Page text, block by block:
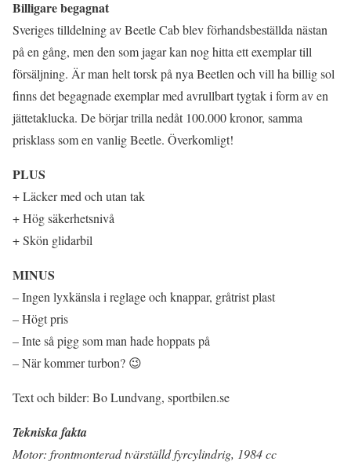
Billigare begagnat
Sveriges tilldelning av Beetle Cab blev förhandsbeställda nästan
på en gång, men den som jagar kan nog hitta ett exemplar till
försäljning. Är man helt torsk på nya Beetlen och vill ha billig sol
finns det begagnade exemplar med avrullbart tygtak i form av en
jättetaklucka. De börjar trilla nedåt 100.000 kronor, samma
prisklass som en vanlig Beetle. Överkomligt!
PLUS
+ Läcker med och utan tak
+ Hög säkerhetsnivå
+ Skön glidarbil
MINUS
– Ingen lyxkänsla i reglage och knappar, gråtrist plast
– Högt pris
– Inte så pigg som man hade hoppats på
– När kommer turbon? 😉
Text och bilder: Bo Lundvang, sportbilen.se
Tekniska fakta
Motor: frontmonterad tvärställd fyrcylindrig, 1984 cc